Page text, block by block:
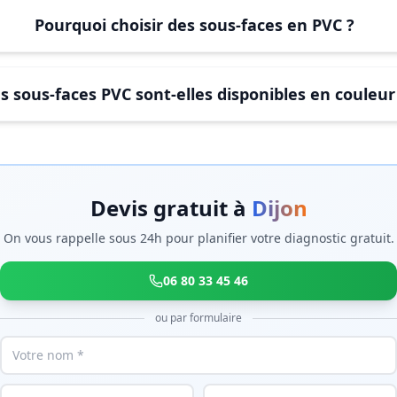
Pourquoi choisir des sous-faces en PVC ?
sous-faces PVC sont-elles disponibles en couleur
Devis gratuit à Dijon
On vous rappelle sous 24h pour planifier votre diagnostic gratuit.
06 80 33 45 46
ou par formulaire